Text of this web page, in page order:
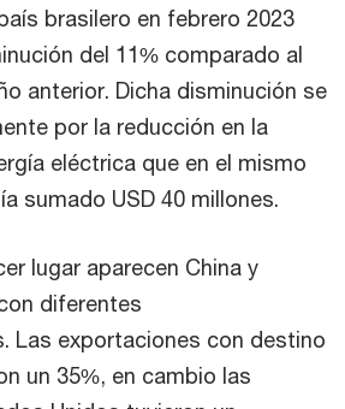
brasilero en febrero 2023
del 11% comparado al
anterior. Dicha disminución se
por la reducción en la
eléctrica que en el mismo
sumado USD 40 millones.
lugar aparecen China y
diferentes
Las exportaciones con destino
un 35%, en cambio las